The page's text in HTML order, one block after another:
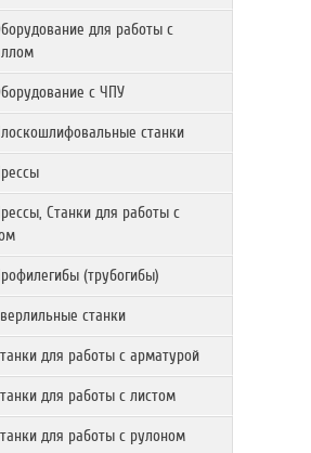
для работы с
с ЧПУ
станки
Станки для работы с
(трубогибы)
станки
для работы с арматурой
для работы с листом
для работы с рулоном